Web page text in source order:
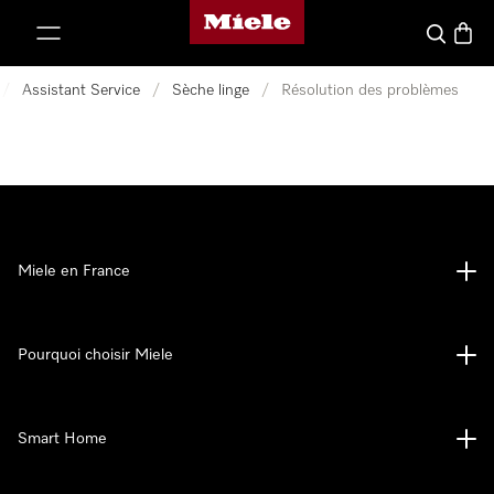
Page d'accueil Miele
Search
Assistant Service / Sèche linge / Résolution des problèmes
Miele en France
Pourquoi choisir Miele
Smart Home